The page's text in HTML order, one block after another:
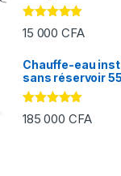
Note5.00
sur 5
15 000CFA
Chauffe-eau
sans réservoir
Note5.00
sur 5
185 000 CFA